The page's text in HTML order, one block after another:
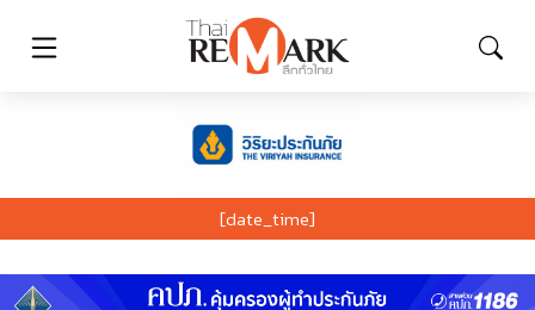
[date_time]